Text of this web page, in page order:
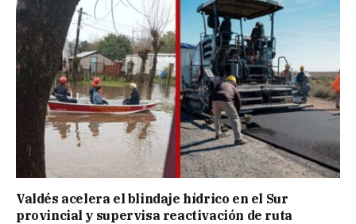
Valdés acelera el blindaje hídrico en el Sur
provincial y supervisa reactivación de ruta